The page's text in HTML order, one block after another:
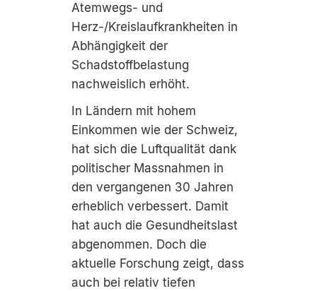
Atemwegs- und
Herz-/Kreislaufkrankheiten in
Abhängigkeit der
Schadstoffbelastung
nachweislich erhöht.
In Ländern mit hohem
Einkommen wie der Schweiz,
hat sich die Luftqualität dank
politischer Massnahmen in
den vergangenen 30 Jahren
erheblich verbessert. Damit
hat auch die Gesundheitslast
abgenommen. Doch die
aktuelle Forschung zeigt, dass
auch bei relativ tiefen